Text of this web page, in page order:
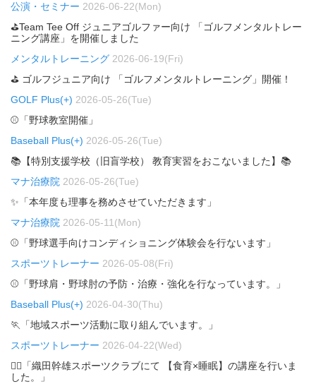
公演・セミナー 2026-06-22(Mon)
⛳Team Tee Off ジュニアゴルファー向け 「ゴルフメンタルトレー
ニング講座」を開催しました
メンタルトレーニング 2026-06-19(Fri)
⛳ ゴルフジュニア向け 「ゴルフメンタルトレーニング」開催！
GOLF Plus(+) 2026-05-26(Tue)
⚾「野球教室開催」
Baseball Plus(+) 2026-05-26(Tue)
📚【特別支援学校（旧盲学校） 教育実習をおこないました】📚
マナ治療院 2026-05-26(Tue)
✨「本年度も理事を務めさせていただきます」
マナ治療院 2026-05-11(Mon)
⚾「野球選手向けコンディショニング体験会を行ないます」
スポーツトレーナー 2026-05-08(Fri)
⚾「野球肩・野球肘の予防・治療・強化を行なっています。」
Baseball Plus(+) 2026-04-30(Thu)
🏃「地域スポーツ活動に取り組んでいます。」
スポーツトレーナー 2026-04-22(Wed)
🏃‍♂️「織田幹雄スポーツクラブにて 【食育×睡眠】の講座を行いま
した。」